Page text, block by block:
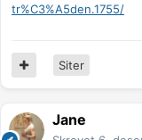
tr%C3%A5den.1755/
Siter
Jane